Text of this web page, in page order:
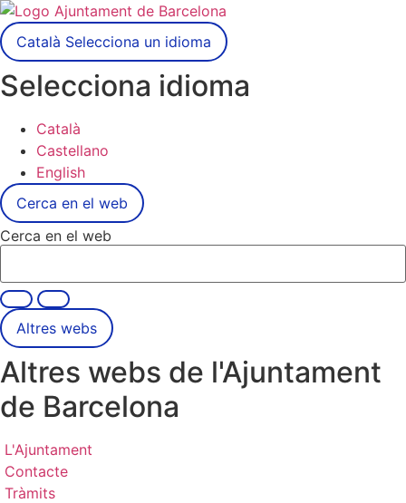
Català Selecciona un idioma
Selecciona idioma
Català
Castellano
English
Cerca en el web
Cerca en el web
Altres webs
Altres webs de l'Ajuntament
de Barcelona
L'Ajuntament
Contacte
Tràmits